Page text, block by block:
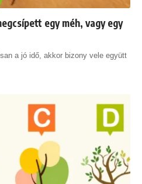
egy méh, vagy egy
a jó idő, akkor bizony vele együtt